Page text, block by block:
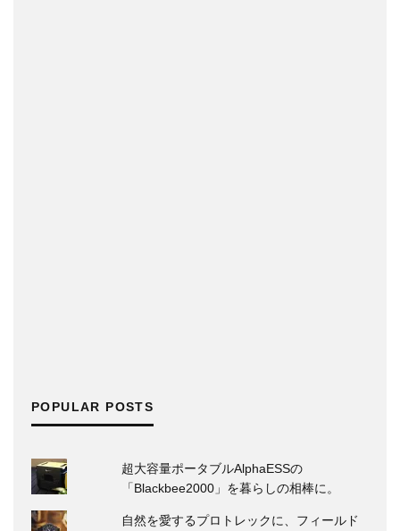
POPULAR POSTS
超大容量ポータブルAlphaESSの
「Blackbee2000」を暮らしの相棒に。
自然を愛するプロトレックに、フィールド